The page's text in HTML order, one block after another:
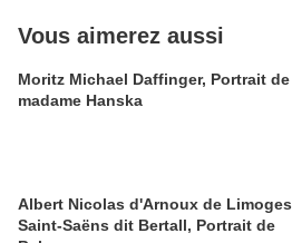
Vous aimerez aussi
Moritz Michael Daffinger, Portrait de
madame Hanska
Albert Nicolas d'Arnoux de Limoges
Saint-Saëns dit Bertall, Portrait de